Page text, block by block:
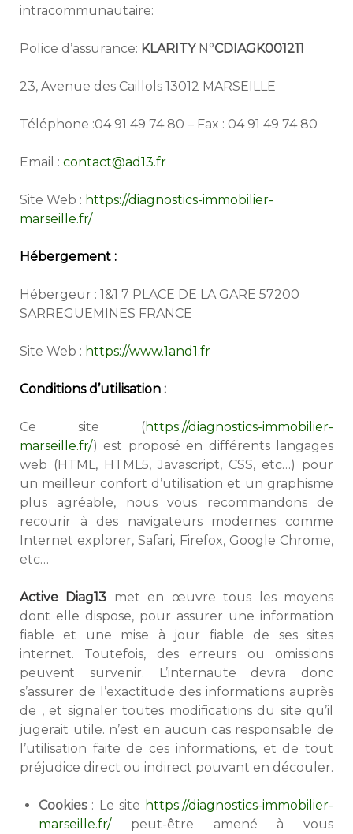
intracommunautaire:
Police d’assurance: KLARITYN°CDIAGK001211
23, Avenue des Caillols 13012 MARSEILLE
Téléphone :04 91 49 74 80 – Fax : 04 91 49 74 80
Email : contact@ad13.fr
Site Web : https://diagnostics-immobilier-
marseille.fr/
Hébergement :
Hébergeur : 1&1 7 PLACE DE LA GARE 57200
SARREGUEMINES FRANCE
Site Web : https://www.1and1.fr
Conditions d’utilisation :
Ce site (https://diagnostics-immobilier-
marseille.fr/) est proposé en différents langages
web (HTML, HTML5, Javascript, CSS, etc…) pour
un meilleur confort d’utilisation et un graphisme
plus agréable, nous vous recommandons de
recourir à des navigateurs modernes comme
Internet explorer, Safari, Firefox, Google Chrome,
etc…
Active Diag13 met en œuvre tous les moyens
dont elle dispose, pour assurer une information
fiable et une mise à jour fiable de ses sites
internet. Toutefois, des erreurs ou omissions
peuvent survenir. L’internaute devra donc
s’assurer de l’exactitude des informations auprès
de , et signaler toutes modifications du site qu’il
jugerait utile. n’est en aucun cas responsable de
l’utilisation faite de ces informations, et de tout
préjudice direct ou indirect pouvant en découler.
Cookies: Le site https://diagnostics-immobilier-
marseille.fr/peut-être amené à vous